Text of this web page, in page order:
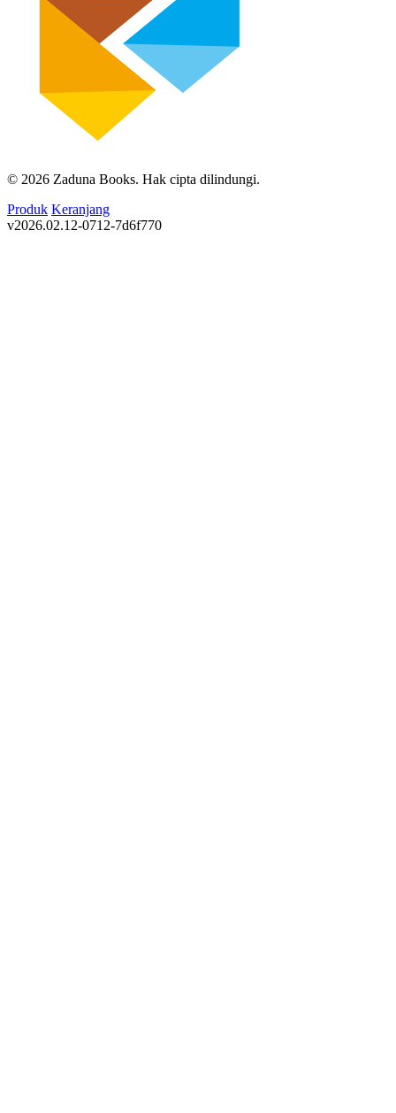
© 2026 Zaduna Books. Hak cipta dilindungi.
Produk Keranjang
v2026.02.12-0712-7d6f770